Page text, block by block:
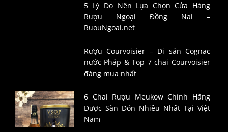
5 Lý Do Nên Lựa Chọn Cửa Hàng
Rượu Ngoại Đồng Nai –
RuouNgoai.net
Rượu Courvoisier – Di sản Cognac
nước Pháp & Top 7 chai Courvoisier
đáng mua nhất
6 Chai Rượu Meukow Chính Hãng
Được Săn Đón Nhiều Nhất Tại Việt
Nam